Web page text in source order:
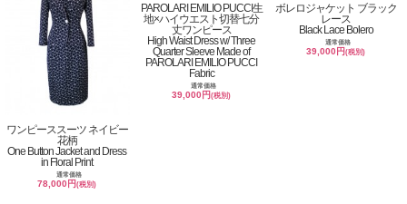
ワンピーススーツ ネイビー
花柄
One Button Jacket and Dress
in Floral Print
通常価格
78,000円(税別)
PAROLARI EMILIO PUCCI生
地×ハイウエスト切替七分
丈ワンピース
High Waist Dress w/ Three
Quarter Sleeve Made of
PAROLARI EMILIO PUCCI
Fabric
通常価格
39,000円(税別)
ボレロジャケット ブラック
レース
Black Lace Bolero
通常価格
39,000円(税別)